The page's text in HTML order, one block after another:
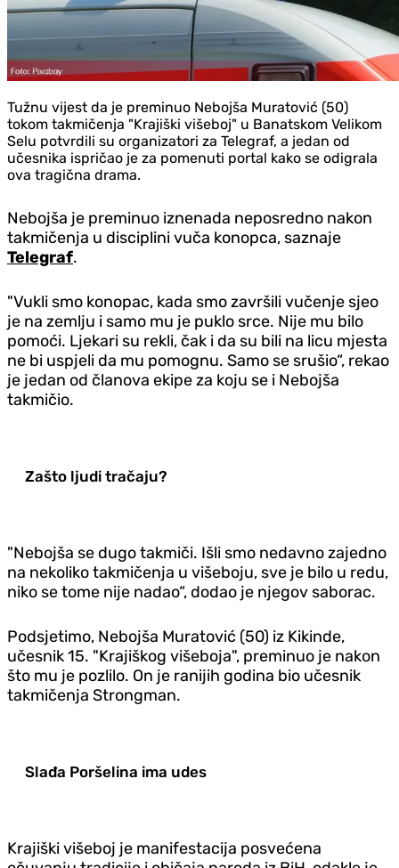
Tužnu vijest da je preminuo Nebojša Muratović (50)
tokom takmičenja "Krajiški višeboj" u Banatskom Velikom
Selu potvrdili su organizatori za Telegraf, a jedan od
učesnika ispričao je za pomenuti portal kako se odigrala
ova tragična drama.
Nebojša je preminuo iznenada neposredno nakon
takmičenja u disciplini vuča konopca, saznaje
Telegraf.
"Vukli smo konopac, kada smo završili vučenje sjeo
je na zemlju i samo mu je puklo srce. Nije mu bilo
pomoći. Ljekari su rekli, čak i da su bili na licu mjesta
ne bi uspjeli da mu pomognu. Samo se srušio“, rekao
je jedan od članova ekipe za koju se i Nebojša
takmičio.
Zašto ljudi tračaju?
"Nebojša se dugo takmiči. Išli smo nedavno zajedno
na nekoliko takmičenja u višeboju, sve je bilo u redu,
niko se tome nije nadao“, dodao je njegov saborac.
Podsjetimo, Nebojša Muratović (50) iz Kikinde,
učesnik 15. "Krajiškog višeboja", preminuo je nakon
što mu je pozlilo. On je ranijih godina bio učesnik
takmičenja Strongman.
Slađa Poršelina ima udes
Krajiški višeboj je manifestacija posvećena